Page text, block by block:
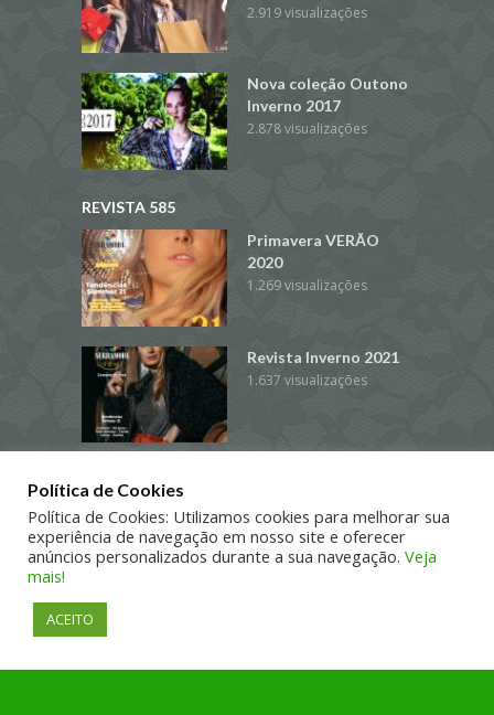
2.919 visualizações
Nova coleção Outono
Inverno 2017
2.878 visualizações
REVISTA 585
Primavera VERÃO
2020
1.269 visualizações
Revista Inverno 2021
1.637 visualizações
3.911 visualizações
COPYRIGHT © 2016. TODOS OS DIREITOS RESERVADOS
Política de Cookies
Política de Cookies: Utilizamos cookies para melhorar sua
experiência de navegação em nosso site e oferecer
anúncios personalizados durante a sua navegação. Veja
mais!
ACEITO